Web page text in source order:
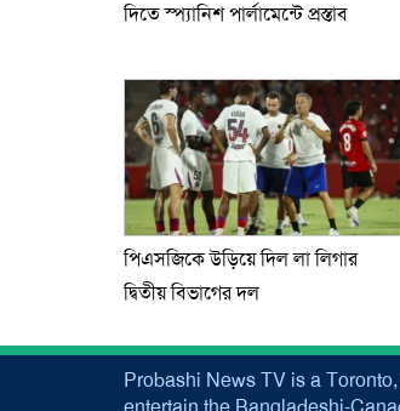
দিতে স্প্যানিশ পার্লামেন্টে প্রস্তাব
পিএসজিকে উড়িয়ে দিল লা লিগার
দ্বিতীয় বিভাগের দল
Probashi News TV is a